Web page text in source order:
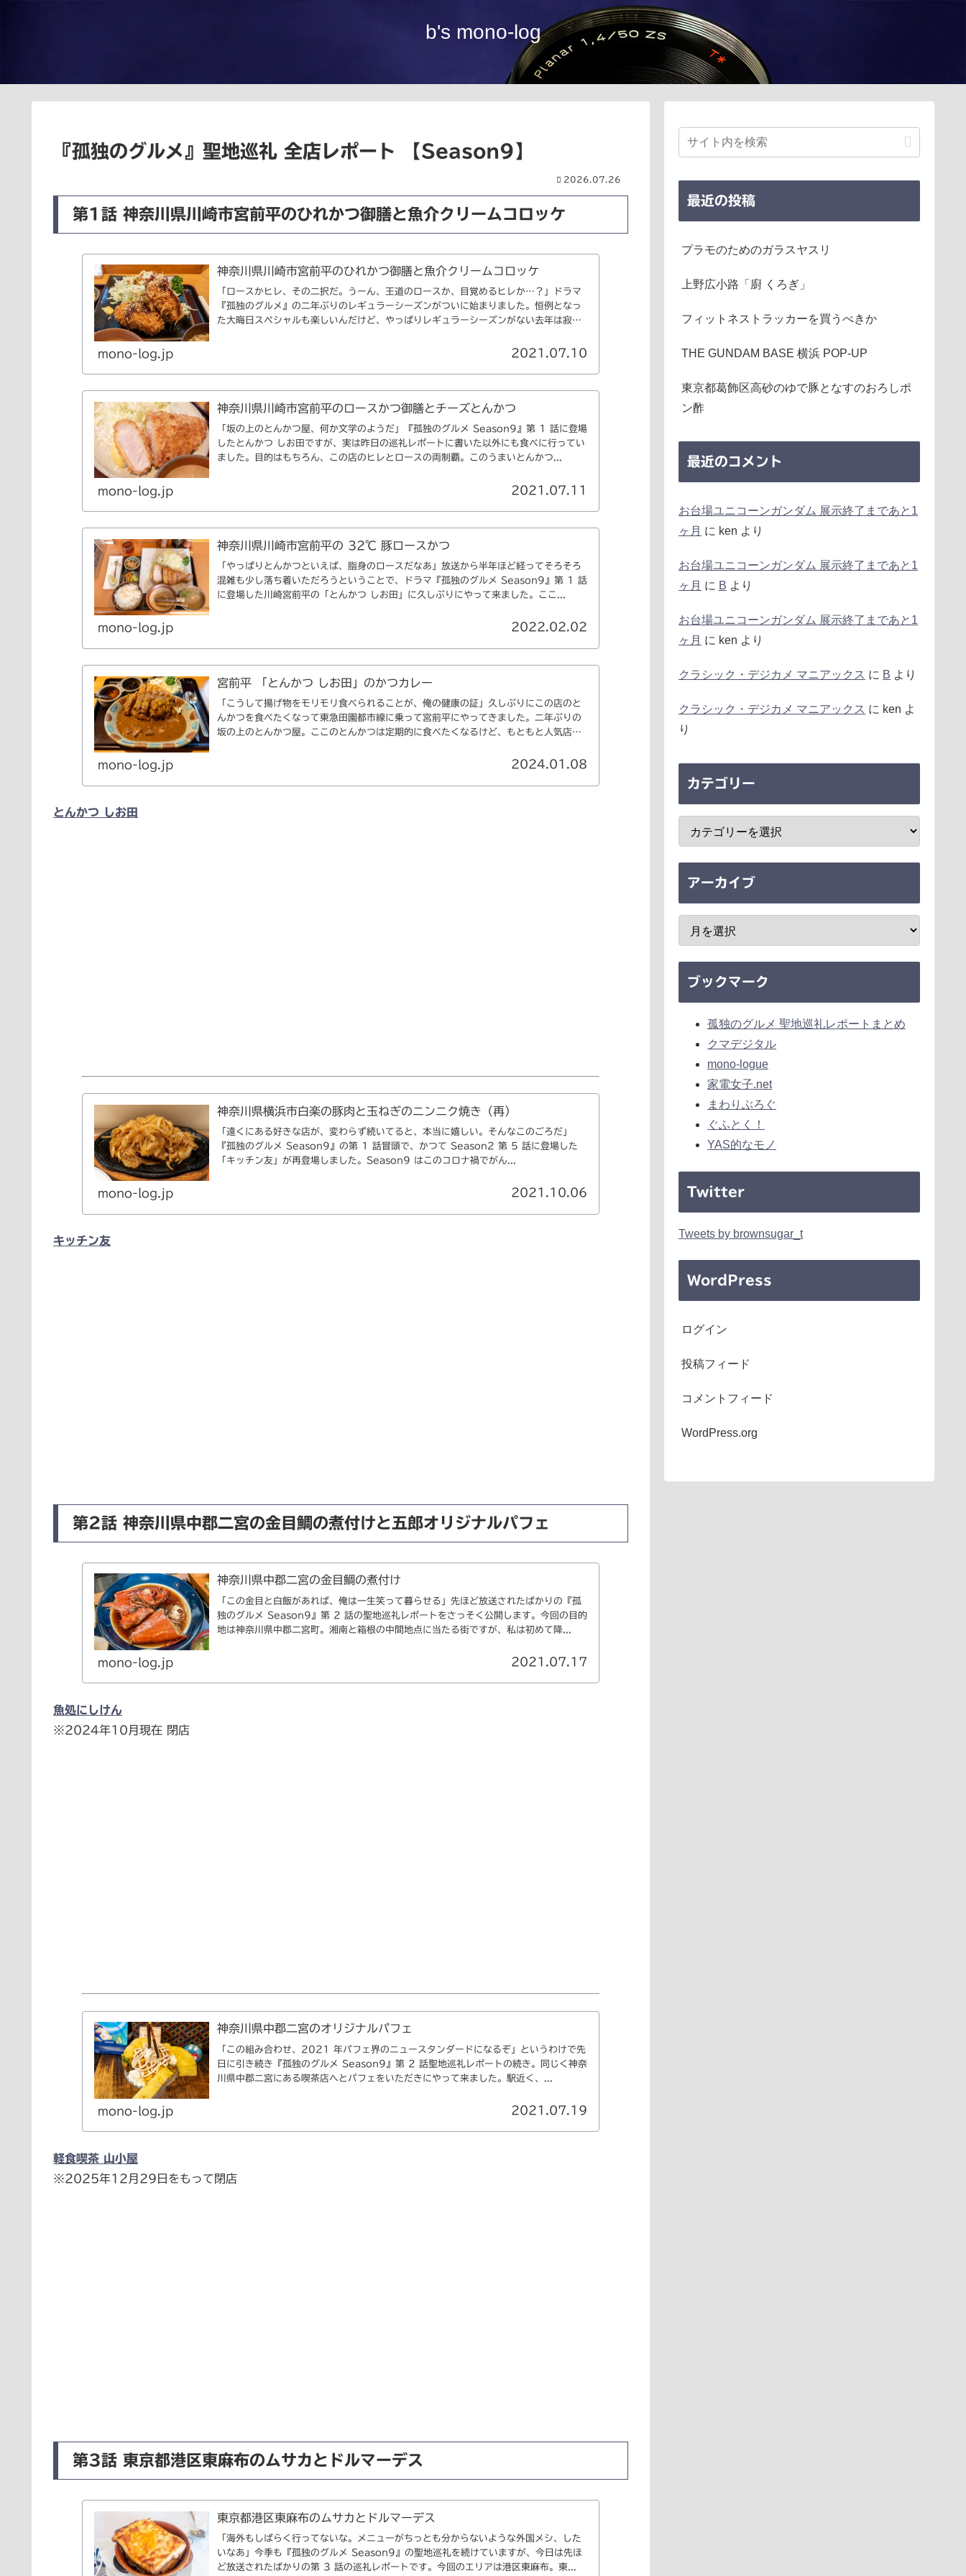
b's mono-log
『孤独のグルメ』聖地巡礼 全店レポート 【Season9】
2026.07.26
第1話 神奈川県川崎市宮前平のひれかつ御膳と魚介クリームコロッケ
神奈川県川崎市宮前平のひれかつ御膳と魚介クリームコロッケ
「ロースかヒレ、その二択だ。うーん、王道のロースか、目覚めるヒレか…？」ドラマ
『孤独のグルメ』の二年ぶりのレギュラーシーズンがついに始まりました。恒例となっ
た大晦日スペシャルも楽しいんだけど、やっぱりレギュラーシーズンがない去年は寂し
mono-log.jp 2021.07.10
神奈川県川崎市宮前平のロースかつ御膳とチーズとんかつ
「坂の上のとんかつ屋、何か文学のようだ」『孤独のグルメ Season9』第 1 話に登場
したとんかつ しお田ですが、実は昨日の巡礼レポートに書いた以外にも食べに行ってい
ました。目的はもちろん、この店のヒレとロースの両制覇。このうまいとんかつ...
mono-log.jp 2021.07.11
神奈川県川崎市宮前平の 32℃ 豚ロースかつ
「やっぱりとんかつといえば、脂身のロースだなあ」放送から半年ほど経ってそろそろ
混雑も少し落ち着いただろうということで、ドラマ『孤独のグルメ Season9』第 1 話
に登場した川崎宮前平の「とんかつ しお田」に久しぶりにやって来ました。ここ...
mono-log.jp 2022.02.02
宮前平 「とんかつ しお田」のかつカレー
「こうして揚げ物をモリモリ食べられることが、俺の健康の証」久しぶりにこの店のと
んかつを食べたくなって東急田園都市線に乗って宮前平にやってきました。二年ぶりの
坂の上のとんかつ屋。ここのとんかつは定期的に食べたくなるけど、もともと人気店だ
mono-log.jp 2024.01.08
とんかつ しお田
神奈川県横浜市白楽の豚肉と玉ねぎのニンニク焼き（再）
「遠くにある好きな店が、変わらず続いてると、本当に嬉しい。そんなこのごろだ」
『孤独のグルメ Season9』の第 1 話冒頭で、かつて Season2 第 5 話に登場した
「キッチン友」が再登場しました。Season9 はこのコロナ禍でがん...
mono-log.jp 2021.10.06
キッチン友
第2話 神奈川県中郡二宮の金目鯛の煮付けと五郎オリジナルパフェ
神奈川県中郡二宮の金目鯛の煮付け
「この金目と白飯があれば、俺は一生笑って暮らせる」先ほど放送されたばかりの『孤
独のグルメ Season9』第 2 話の聖地巡礼レポートをさっそく公開します。今回の目的
地は神奈川県中郡二宮町。湘南と箱根の中間地点に当たる街ですが、私は初めて降...
mono-log.jp 2021.07.17
魚処にしけん
※2024年10月現在 閉店
神奈川県中郡二宮のオリジナルパフェ
「この組み合わせ、2021 年パフェ界のニュースタンダードになるぞ」というわけで先
日に引き続き『孤独のグルメ Season9』第 2 話聖地巡礼レポートの続き。同じく神奈
川県中郡二宮にある喫茶店へとパフェをいただきにやって来ました。駅近く、...
mono-log.jp 2021.07.19
軽食喫茶 山小屋
※2025年12月29日をもって閉店
第3話 東京都港区東麻布のムサカとドルマーデス
東京都港区東麻布のムサカとドルマーデス
「海外もしばらく行ってないな。メニューがちっとも分からないような外国メシ、した
いなあ」今季も『孤独のグルメ Season9』の聖地巡礼を続けていますが、今日は先ほ
ど放送されたばかりの第 3 話の巡礼レポートです。今回のエリアは港区東麻布。東...
最近の投稿
プラモのためのガラスヤスリ
上野広小路「廚 くろぎ」
フィットネストラッカーを買うべきか
THE GUNDAM BASE 横浜 POP-UP
東京都葛飾区高砂のゆで豚となすのおろしポ
ン酢
最近のコメント
お台場ユニコーンガンダム 展示終了まであと1
ヶ月 に ken より
お台場ユニコーンガンダム 展示終了まであと1
ヶ月 に B より
お台場ユニコーンガンダム 展示終了まであと1
ヶ月 に ken より
クラシック・デジカメ マニアックス に B より
クラシック・デジカメ マニアックス に ken よ
り
カテゴリー
アーカイブ
ブックマーク
孤独のグルメ 聖地巡礼レポートまとめ
クマデジタル
mono-logue
家電女子.net
まわりぶろぐ
ぐふとく！
YAS的なモノ
Twitter
Tweets by brownsugar_t
WordPress
ログイン
投稿フィード
コメントフィード
WordPress.org